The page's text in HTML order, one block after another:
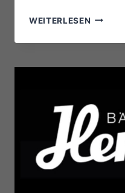
WEITERLESEN LUST
MUSIK?